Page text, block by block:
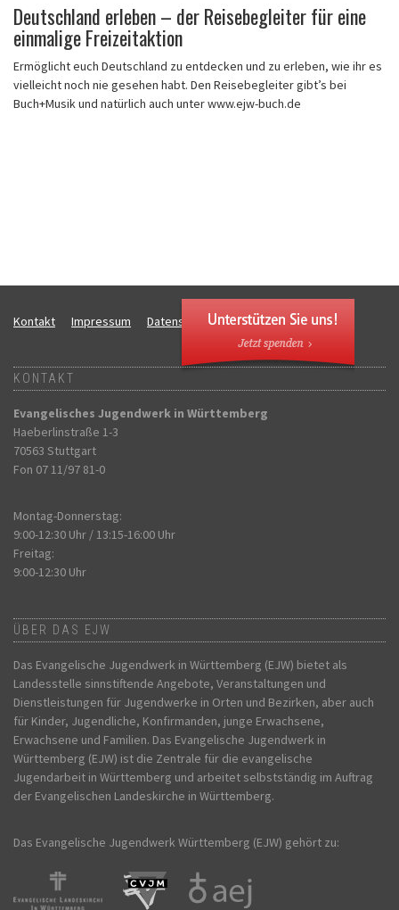
Deutschland erleben – der Reisebegleiter für eine
einmalige Freizeitaktion
Ermöglicht euch Deutschland zu entdecken und zu erleben, wie ihr es
vielleicht noch nie gesehen habt. Den Reisebegleiter gibt’s bei
Buch+Musik und natürlich auch unter www.ejw-buch.de
Kontakt Impressum Datenschutz SW:live DB:live V:
KONTAKT
Evangelisches Jugendwerk in Württemberg
Haeberlinstraße 1-3
70563 Stuttgart
Fon 07 11/97 81-0
Montag-Donnerstag:
9:00-12:30 Uhr / 13:15-16:00 Uhr
Freitag:
9:00-12:30 Uhr
ÜBER DAS EJW
Das Evangelische Jugendwerk in Württemberg (EJW) bietet als
Landesstelle sinnstiftende Angebote, Veranstaltungen und
Dienstleistungen für Jugendwerke in Orten und Bezirken, aber auch
für Kinder, Jugendliche, Konfirmanden, junge Erwachsene,
Erwachsene und Familien. Das Evangelische Jugendwerk in
Württemberg (EJW) ist die Zentrale für die evangelische
Jugendarbeit in Württemberg und arbeitet selbstständig im Auftrag
der Evangelischen Landeskirche in Württemberg.
Das Evangelische Jugendwerk Württemberg (EJW) gehört zu: